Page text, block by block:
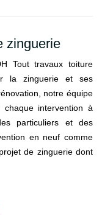
zinguerie
Tout travaux toiture
la zinguerie et ses
notre équipe
intervention à
particuliers et des
en neuf comme
de zinguerie dont